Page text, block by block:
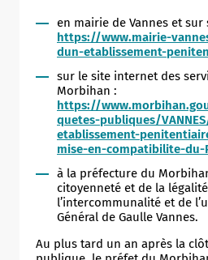
en mairie de Vannes et
https://www.mairie-
dun-etablissement-
sur le site internet des
Morbihan :
https://
quetes-publiques/
etablissement-
mise-en-compatibilite-du-
à la préfecture du
citoyenneté et de la
l’intercommunalité et de
Général de Gaulle Vannes.
Au plus tard un an après la